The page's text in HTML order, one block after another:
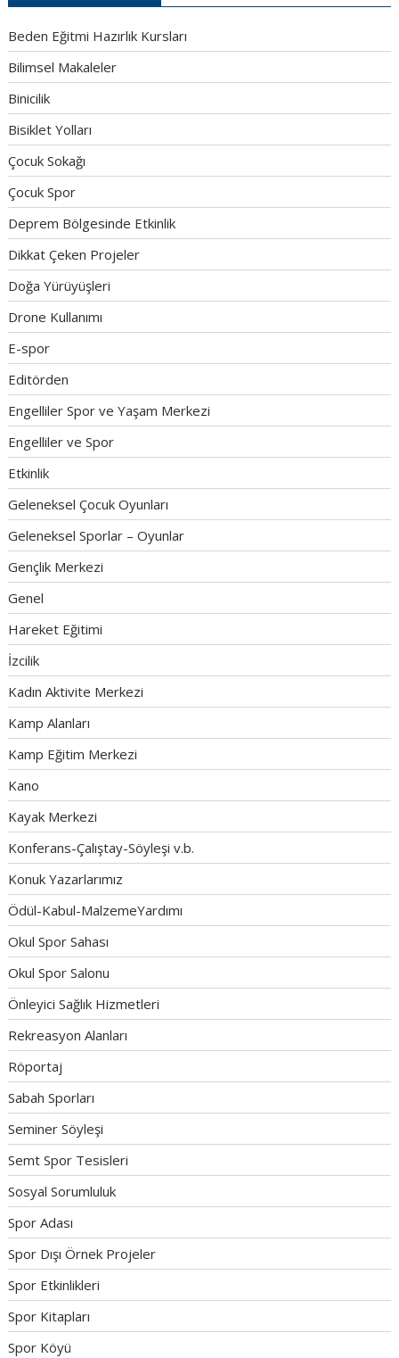
Beden Eğitmi Hazırlık Kursları
Bilimsel Makaleler
Binicilik
Bisiklet Yolları
Çocuk Sokağı
Çocuk Spor
Deprem Bölgesinde Etkinlik
Dikkat Çeken Projeler
Doğa Yürüyüşleri
Drone Kullanımı
E-spor
Editörden
Engelliler Spor ve Yaşam Merkezi
Engelliler ve Spor
Etkinlik
Geleneksel Çocuk Oyunları
Geleneksel Sporlar – Oyunlar
Gençlik Merkezi
Genel
Hareket Eğitimi
İzcilik
Kadın Aktivite Merkezi
Kamp Alanları
Kamp Eğitim Merkezi
Kano
Kayak Merkezi
Konferans-Çalıştay-Söyleşi v.b.
Konuk Yazarlarımız
Ödül-Kabul-MalzemeYardımı
Okul Spor Sahası
Okul Spor Salonu
Önleyici Sağlık Hizmetleri
Rekreasyon Alanları
Röportaj
Sabah Sporları
Seminer Söyleşi
Semt Spor Tesisleri
Sosyal Sorumluluk
Spor Adası
Spor Dışı Örnek Projeler
Spor Etkinlikleri
Spor Kitapları
Spor Köyü